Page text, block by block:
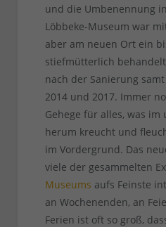
und die Umbenennung
Löbbeke-Museum war
aber am neuen Ort ein
stiefmütterlich
nach der Sanierung
2014 und 2017. Immer
Gehege für alles, was im
herum kreucht und
im Vordergrund. Das
viele der gesammelten
Museums aufs Feinste
an Wochenenden, an
Ferien ist oft so groß,